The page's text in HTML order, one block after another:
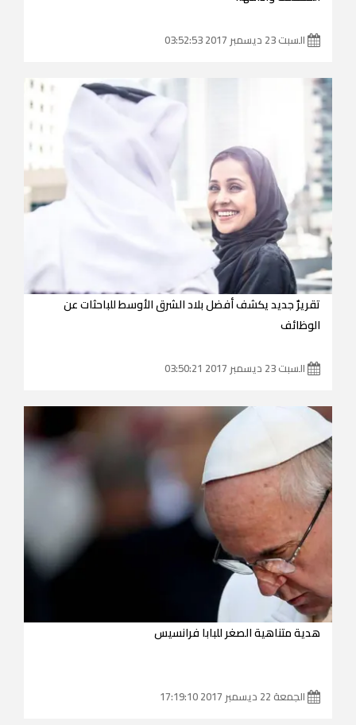
السبت 23 ديسمبر 2017 03:52:53
تقريرٌ جديد يكشف أفضل بلاد الشرق الأوسط للباحثات عن
الوظائف
السبت 23 ديسمبر 2017 03:50:21
هدية متناهية الصغر للبابا فرانسيس
الجمعة 22 ديسمبر 2017 17:19:10